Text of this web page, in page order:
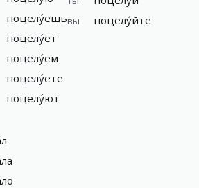
поцелу́ешь
поцелу́ет
поцелу́ем
поцелу́ете
поцелу́ют
вы поцелу́йте